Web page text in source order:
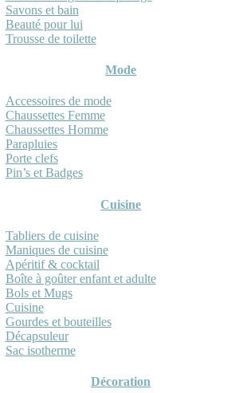
Savons et bain
Beauté pour lui
Trousse de toilette
Mode
Accessoires de mode
Chaussettes Femme
Chaussettes Homme
Parapluies
Porte clefs
Pin’s et Badges
Cuisine
Tabliers de cuisine
Maniques de cuisine
Apéritif & cocktail
Boîte à goûter enfant et adulte
Bols et Mugs
Cuisine
Gourdes et bouteilles
Décapsuleur
Sac isotherme
Décoration